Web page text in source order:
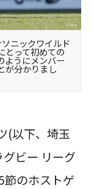
ニックワイルド
とって初めての
ようにメンバー
が分かりまし
(以下、埼玉
ビー リーグ
のホストゲ